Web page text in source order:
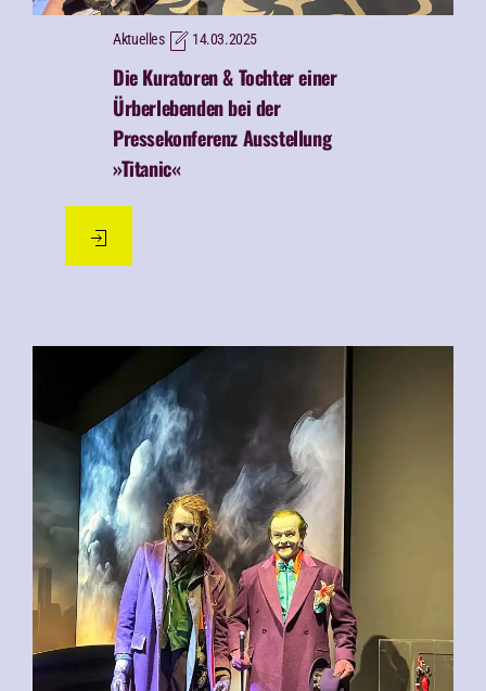
Aktuelles 14.03.2025
Die Kuratoren & Tochter einer
Ürberlebenden bei der
Pressekonferenz Ausstellung
»Titanic«